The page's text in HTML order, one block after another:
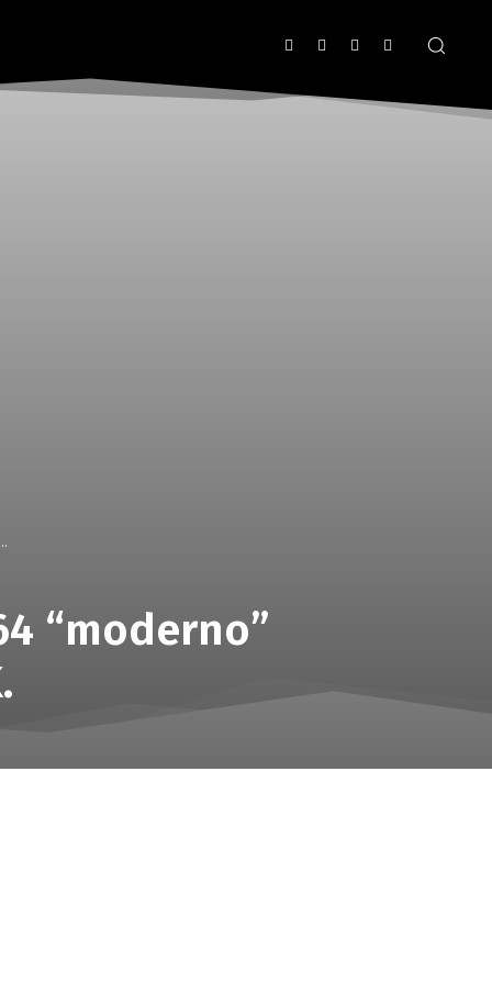
“moderno”